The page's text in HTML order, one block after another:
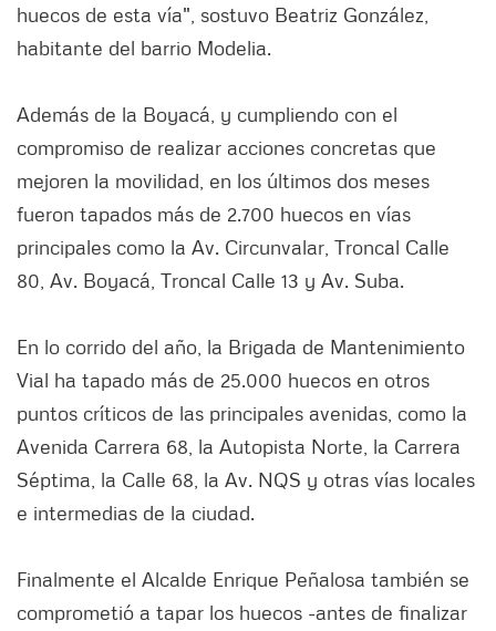
huecos de esta vía", sostuvo Beatriz González,
habitante del barrio Modelia.
Además de la Boyacá, y cumpliendo con el
compromiso de realizar acciones concretas que
mejoren la movilidad, en los últimos dos meses
fueron tapados más de 2.700 huecos en vías
principales como la Av. Circunvalar, Troncal Calle
80, Av. Boyacá, Troncal Calle 13 y Av. Suba.
En lo corrido del año, la Brigada de Mantenimiento
Vial ha tapado más de 25.000 huecos en otros
puntos críticos de las principales avenidas, como la
Avenida Carrera 68, la Autopista Norte, la Carrera
Séptima, la Calle 68, la Av. NQS y otras vías locales
e intermedias de la ciudad.
Finalmente el Alcalde Enrique Peñalosa también se
comprometió a tapar los huecos -antes de finalizar